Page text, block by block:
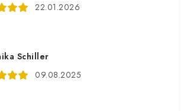
22.01.2026
Schiller
09.08.2025